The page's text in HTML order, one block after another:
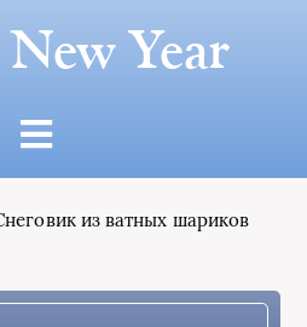
Year
из ватных шариков